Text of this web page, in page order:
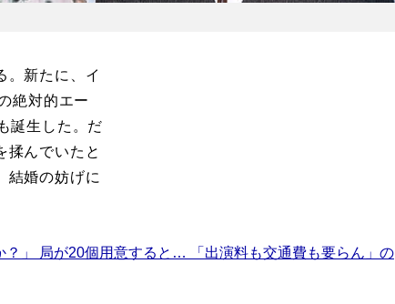
新たに、イ
絶対的エー
誕生した。だ
揉んでいたと
結婚の妨げに
？」 局が20個用意すると… 「出演料も交通費も要らん」の